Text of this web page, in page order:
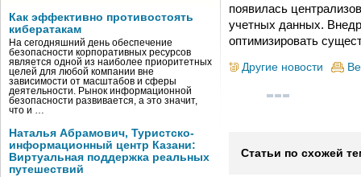
Как эффективно противостоять
кибератакам
На сегодняшний день обеспечение
безопасности корпоративных ресурсов
является одной из наиболее приоритетных
целей для любой компании вне
зависимости от масштабов и сферы
деятельности. Рынок информационной
безопасности развивается, а это значит,
что и …
Наталья Абрамович, Туристско-
информационный центр Казани:
Виртуальная поддержка реальных
путешествий
появилась
учетных данных.
оптимизировать
Другие новости
Статьи по схожей